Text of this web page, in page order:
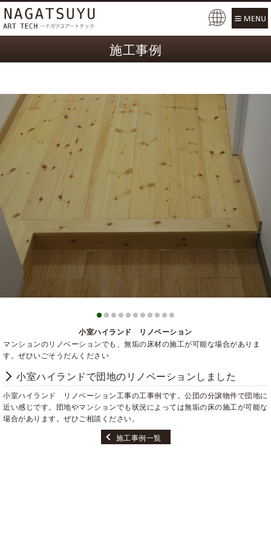
施工事例
小室ハイランド リノベーション
マンションのリノベーションでも、無垢の床材の施工が可能な場合がありま
す。ぜひいごそうだんください
小室ハイランドで団地のリノベーションしました
小室ハイランド リノベーション工事の工事例です。公団の分譲物件で団地に
近い感じです。団地やマンションでも状況によっては無垢の床の施工が可能な
場合があります。ぜひご相談ください。
施工事例一覧